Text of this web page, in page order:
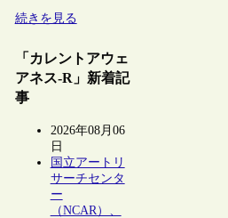
続きを見る
「カレントアウェ
アネス-R」新着記
事
2026年08月06
日
国立アートリ
サーチセンタ
ー
（NCAR）、